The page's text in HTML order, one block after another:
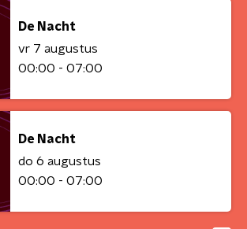
De Nacht
vr 7 augustus
00:00 - 07:00
De Nacht
do 6 augustus
00:00 - 07:00